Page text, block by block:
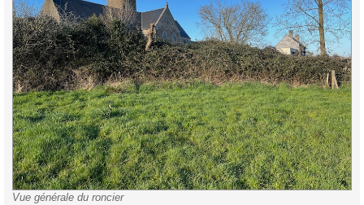
Vue générale du roncier